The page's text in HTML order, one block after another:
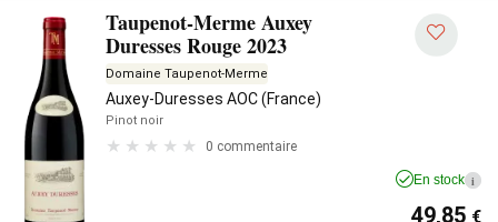
Taupenot-Merme Auxey
Duresses Rouge 2023
Domaine Taupenot-Merme
Auxey-Duresses AOC (France)
Pinot noir
0 commentaire
En stock i
49,85 €